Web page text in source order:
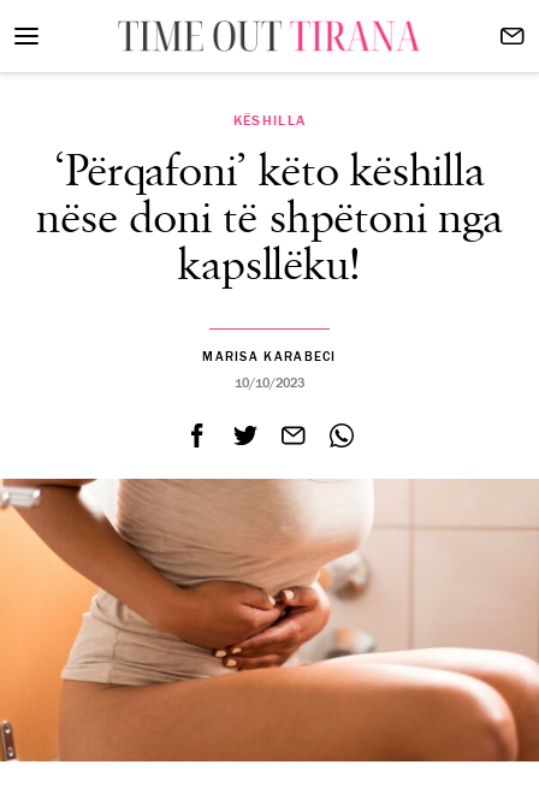
KËSHILLA
‘Përqafoni’ këto këshilla
nëse doni të shpëtoni nga
kapsllëku!
MARISA KARABECI
10/10/2023